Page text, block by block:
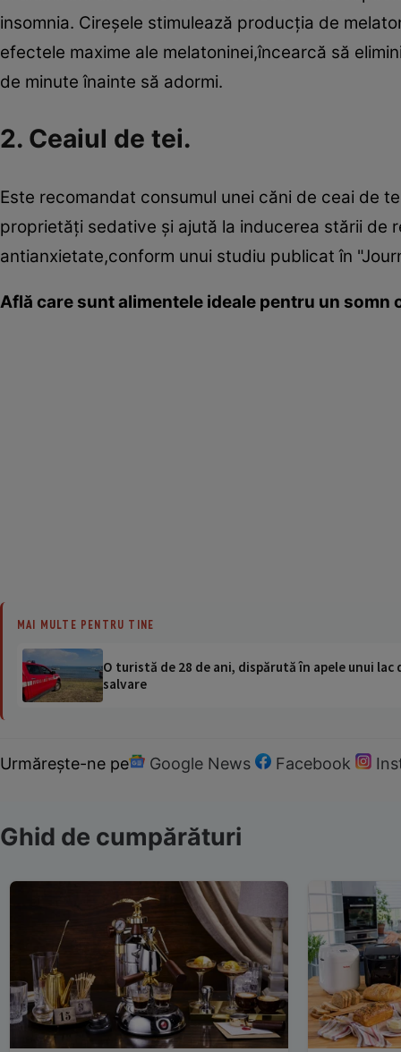
insomnia. Cireşele stimulează producţia de
efectele maxime ale melatoninei,încearcă să
de minute înainte să adormi.
2. Ceaiul de tei.
Este recomandat consumul unei căni de ceai de
proprietăţi sedative şi ajută la inducerea stării de
antianxietate,conform unui studiu publicat în
Află care sunt alimentele ideale pentru un
MAI MULTE PENTRU TINE
O turistă de 28 de ani, dispărută în apele unui
salvare
Urmărește-ne pe Google News Facebook
Ghid de cumpărături